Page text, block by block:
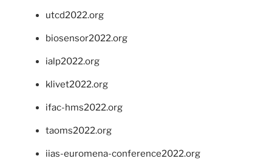
utcd2022.org
biosensor2022.org
ialp2022.org
klivet2022.org
ifac-hms2022.org
taoms2022.org
iias-euromena-conference2022.org